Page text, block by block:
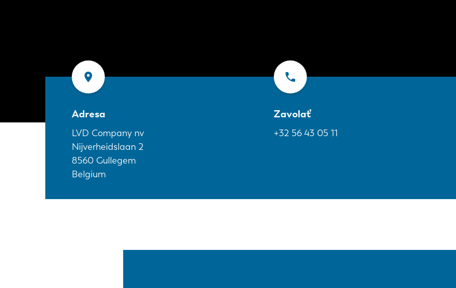
Adresa
LVD Company nv
Nijverheidslaan 2
8560 Gullegem
Belgium
Zavolať
+32 56 43 05 11